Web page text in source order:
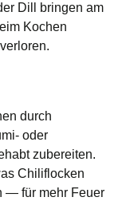
Dill bringen am
Kochen
durch
oder
zubereiten.
Chiliflocken
— für mehr Feuer